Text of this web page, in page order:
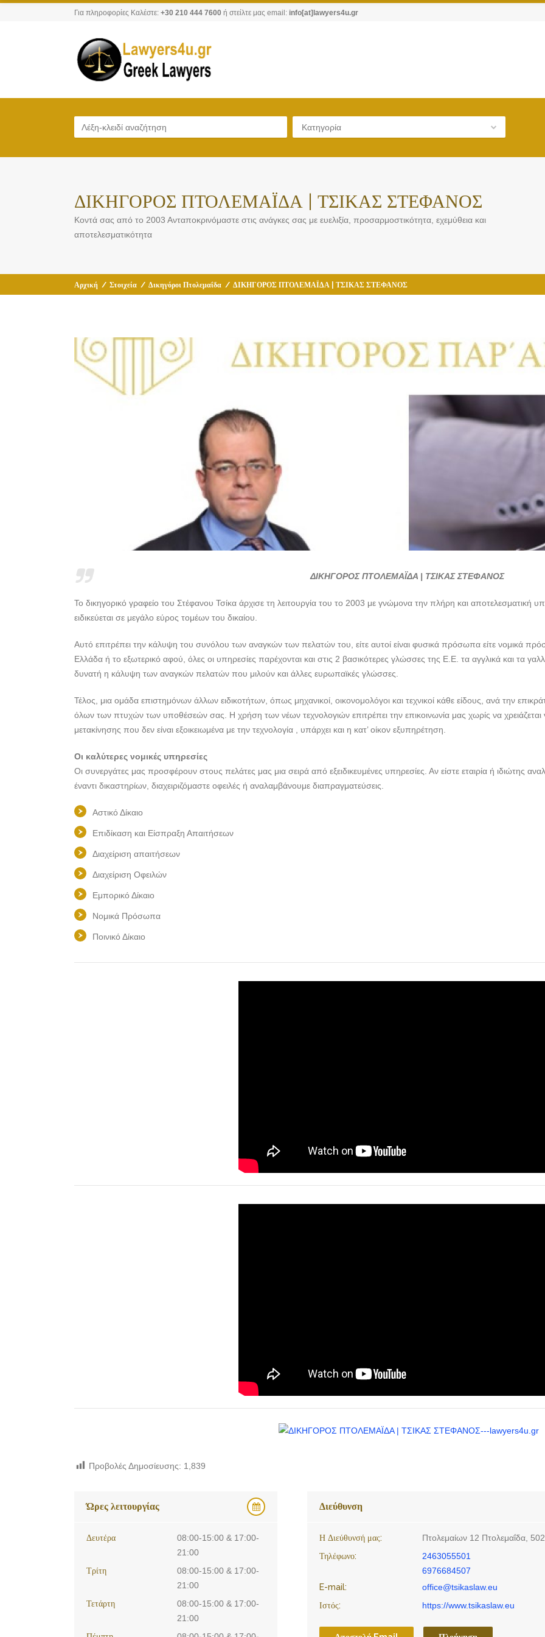
Για πληροφορίες Καλέστε: +30 210 444 7600 ή στείλτε μας email: info[at]lawyers4u.gr
Κατηγορία
ΔΙΚΗΓΟΡΟΣ ΠΤΟΛΕΜΑΪΔΑ | ΤΣΙΚΑΣ ΣΤΕΦΑΝΟΣ
Κοντά σας από το 2003 Ανταποκρινόμαστε στις ανάγκες σας με ευελιξία, προσαρμοστικότητα, εχεμύθεια και
αποτελεσματικότητα
Αρχική / Στοιχεία / Δικηγόροι Πτολεμαΐδα / ΔΙΚΗΓΟΡΟΣ ΠΤΟΛΕΜΑΪΔΑ | ΤΣΙΚΑΣ ΣΤΕΦΑΝΟΣ
ΔΙΚΗΓΟΡΟΣ ΠΤΟΛΕΜΑΪΔΑ | ΤΣΙΚΑΣ ΣΤΕΦΑΝΟΣ
Το δικηγορικό γραφείο του Στέφανου Τσίκα άρχισε τη λειτουργία του το 2003 με γνώμονα την πλήρη και
ειδικεύεται σε μεγάλο εύρος τομέων του δικαίου.
Αυτό επιτρέπει την κάλυψη του συνόλου των αναγκών των πελατών του, είτε αυτοί είναι φυσικά πρόσωπα είτε νομικά
Ελλάδα ή το εξωτερικό αφού, όλες οι υπηρεσίες παρέχονται και στις 2 βασικότερες γλώσσες της Ε.Ε. τα αγγλικά και τα
δυνατή η κάλυψη των αναγκών πελατών που μιλούν και άλλες ευρωπαϊκές γλώσσες.
Τέλος, μια ομάδα επιστημόνων άλλων ειδικοτήτων, όπως μηχανικοί, οικονομολόγοι και τεχνικοί κάθε είδους, ανά την
όλων των πτυχών των υποθέσεών σας. Η χρήση των νέων τεχνολογιών επιτρέπει την επικοινωνία μας χωρίς να χρειάζεται
μετακίνησης που δεν είναι εξοικειωμένα με την τεχνολογία , υπάρχει και η κατ’ οίκον εξυπηρέτηση.
Οι καλύτερες νομικές υπηρεσίες
Οι συνεργάτες μας προσφέρουν στους πελάτες μας μια σειρά από εξειδικευμένες υπηρεσίες. Αν είστε εταιρία ή ιδιώτης
έναντι δικαστηρίων, διαχειριζόμαστε οφειλές ή αναλαμβάνουμε διαπραγματεύσεις.
Αστικό Δίκαιο
Επιδίκαση και Είσπραξη Απαιτήσεων
Διαχείριση απαιτήσεων
Διαχείριση Οφειλών
Εμπορικό Δίκαιο
Νομικά Πρόσωπα
Ποινικό Δίκαιο
Προβολές Δημοσίευσης: 1,839
Ώρες λειτουργίας
Δευτέρα
08:00-15:00 & 17:00-
21:00
Τρίτη
08:00-15:00 & 17:00-
21:00
Τετάρτη
08:00-15:00 & 17:00-
21:00
Διεύθυνση
Η Διεύθυνσή μας:
Πτολεμαίων 12 Πτολεμαΐδα,
Τηλέφωνο:
2463055501
6976684507
E-mail:
office@tsikaslaw.eu
Ιστός:
https://www.tsikaslaw.eu